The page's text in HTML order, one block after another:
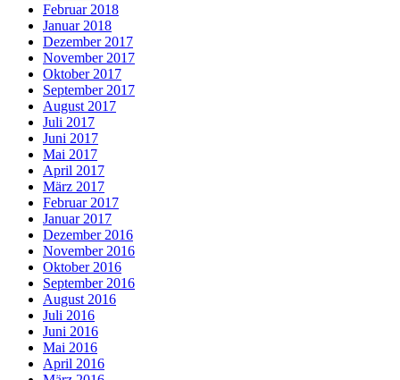
Februar 2018
Januar 2018
Dezember 2017
November 2017
Oktober 2017
September 2017
August 2017
Juli 2017
Juni 2017
Mai 2017
April 2017
März 2017
Februar 2017
Januar 2017
Dezember 2016
November 2016
Oktober 2016
September 2016
August 2016
Juli 2016
Juni 2016
Mai 2016
April 2016